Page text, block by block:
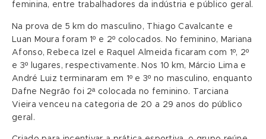
feminina, entre trabalhadores da indústria e público geral.
Na prova de 5 km do masculino, Thiago Cavalcante e
Luan Moura foram 1º e 2º colocados. No feminino, Mariana
Afonso, Rebeca Izel e Raquel Almeida ficaram com 1º, 2º
e 3º lugares, respectivamente. Nos 10 km, Márcio Lima e
André Luiz terminaram em 1º e 3º no masculino, enquanto
Dafne Negrão foi 2ª colocada no feminino. Tarciana
Vieira venceu na categoria de 20 a 29 anos do público
geral.